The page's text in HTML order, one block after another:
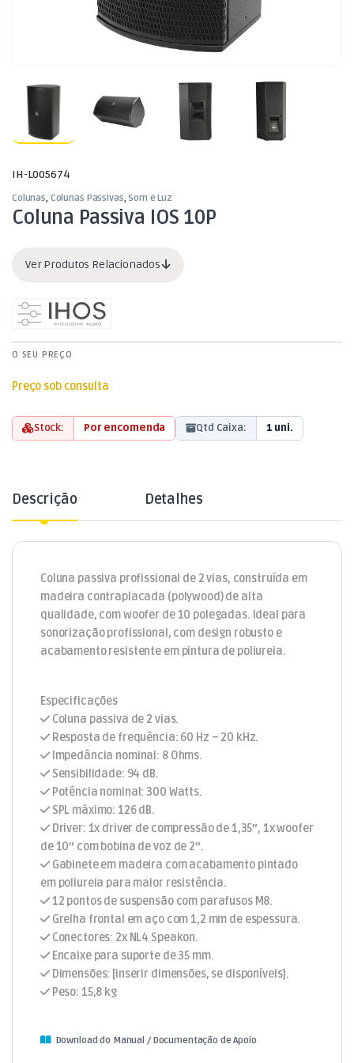
IH-L005674
Colunas, Colunas Passivas,Som e Luz
Coluna Passiva IOS 10P
Ver Produtos Relacionados
O SEU PREÇO
Preço sob consulta
Stock: Por encomenda Qtd Caixa: 1 uni.
Descrição Detalhes
Coluna passiva profissional de 2 vias, construída em
madeira contraplacada (polywood) de alta
qualidade, com woofer de 10 polegadas. Ideal para
sonorização profissional, com design robusto e
acabamento resistente em pintura de poliureia.
Especificações
Coluna passiva de 2 vias.
Resposta de frequência: 60 Hz – 20 kHz.
Impedância nominal: 8 Ohms.
Sensibilidade: 94 dB.
Potência nominal: 300 Watts.
SPL máximo: 126 dB.
Driver: 1x driver de compressão de 1,35″, 1x woofer
de 10″ com bobina de voz de 2″.
Gabinete em madeira com acabamento pintado
em poliureia para maior resistência.
12 pontos de suspensão com parafusos M8.
Grelha frontal em aço com 1,2 mm de espessura.
Conectores: 2x NL4 Speakon.
Encaixe para suporte de 35 mm.
Dimensões: [inserir dimensões, se disponíveis].
Peso: 15,8 kg
Download do Manual / Documentação de Apoio